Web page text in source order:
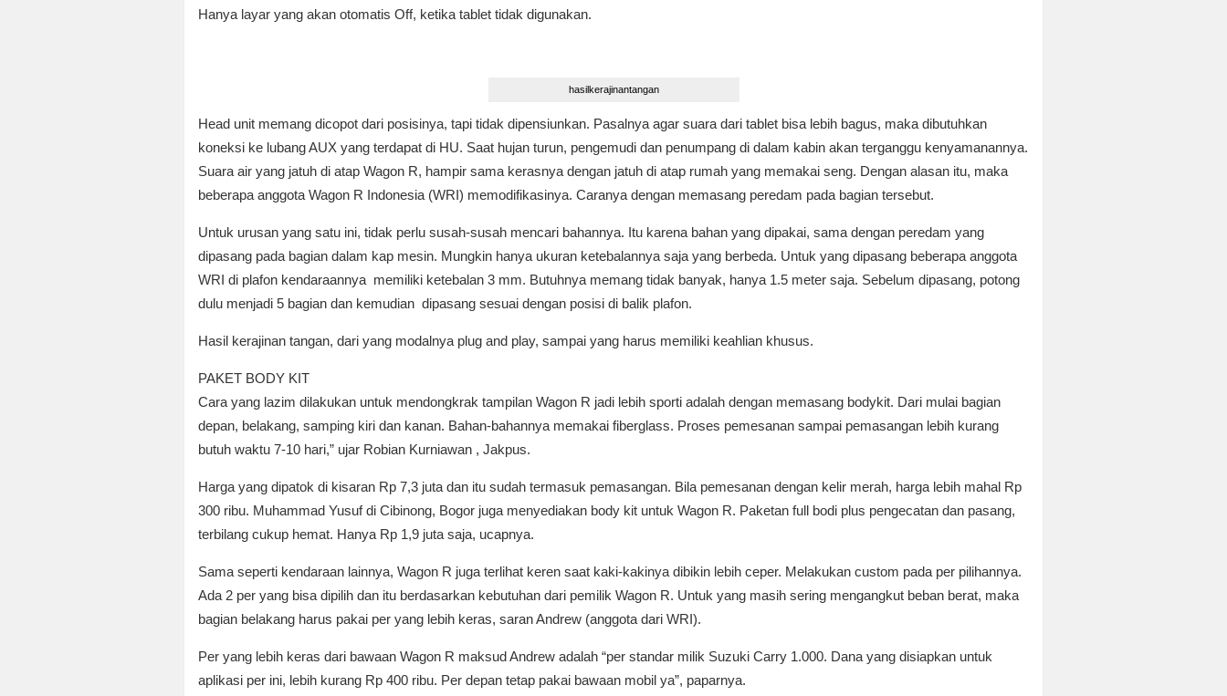
Hanya layar yang akan otomatis Off, ketika tablet tidak digunakan.
hasilkerajinantangan
Head unit memang dicopot dari posisinya, tapi tidak dipensiunkan. Pasalnya agar suara dari tablet bisa lebih bagus, maka dibutuhkan
koneksi ke lubang AUX yang terdapat di HU. Saat hujan turun, pengemudi dan penumpang di dalam kabin akan terganggu kenyamanannya.
Suara air yang jatuh di atap Wagon R, hampir sama kerasnya dengan jatuh di atap rumah yang memakai seng. Dengan alasan itu, maka
beberapa anggota Wagon R Indonesia (WRI) memodifikasinya. Caranya dengan memasang peredam pada bagian tersebut.
Untuk urusan yang satu ini, tidak perlu susah-susah mencari bahannya. Itu karena bahan yang dipakai, sama dengan peredam yang
dipasang pada bagian dalam kap mesin. Mungkin hanya ukuran ketebalannya saja yang berbeda. Untuk yang dipasang beberapa anggota
WRI di plafon kendaraannya memiliki ketebalan 3 mm. Butuhnya memang tidak banyak, hanya 1.5 meter saja. Sebelum dipasang, potong
dulu menjadi 5 bagian dan kemudian dipasang sesuai dengan posisi di balik plafon.
Hasil kerajinan tangan, dari yang modalnya plug and play, sampai yang harus memiliki keahlian khusus.
PAKET BODY KIT
Cara yang lazim dilakukan untuk mendongkrak tampilan Wagon R jadi lebih sporti adalah dengan memasang bodykit. Dari mulai bagian
depan, belakang, samping kiri dan kanan. Bahan-bahannya memakai fiberglass. Proses pemesanan sampai pemasangan lebih kurang
butuh waktu 7-10 hari,” ujar Robian Kurniawan , Jakpus.
Harga yang dipatok di kisaran Rp 7,3 juta dan itu sudah termasuk pemasangan. Bila pemesanan dengan kelir merah, harga lebih mahal Rp
300 ribu. Muhammad Yusuf di Cibinong, Bogor juga menyediakan body kit untuk Wagon R. Paketan full bodi plus pengecatan dan pasang,
terbilang cukup hemat. Hanya Rp 1,9 juta saja, ucapnya.
Sama seperti kendaraan lainnya, Wagon R juga terlihat keren saat kaki-kakinya dibikin lebih ceper. Melakukan custom pada per pilihannya.
Ada 2 per yang bisa dipilih dan itu berdasarkan kebutuhan dari pemilik Wagon R. Untuk yang masih sering mengangkut beban berat, maka
bagian belakang harus pakai per yang lebih keras, saran Andrew (anggota dari WRI).
Per yang lebih keras dari bawaan Wagon R maksud Andrew adalah “per standar milik Suzuki Carry 1.000. Dana yang disiapkan untuk
aplikasi per ini, lebih kurang Rp 400 ribu. Per depan tetap pakai bawaan mobil ya”, paparnya.